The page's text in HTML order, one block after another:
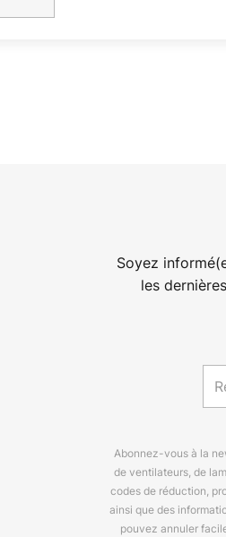
Soyez
les
Abonnez-vous à la
de ventilateurs, de
codes de réduction,
ainsi que des
pouvez annuler